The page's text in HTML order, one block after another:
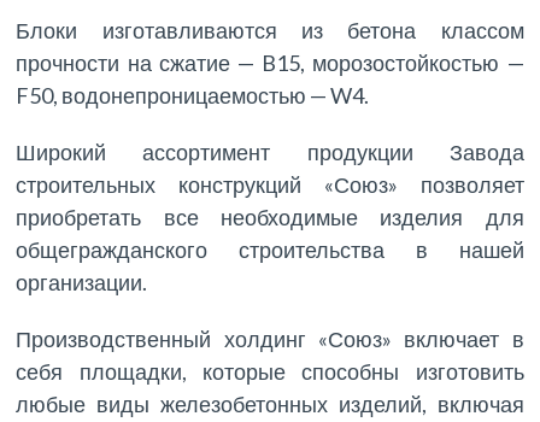
Блоки изготавливаются из бетона классом
прочности на сжатие — B15, морозостойкостью —
F50, водонепроницаемостью — W4.
Широкий ассортимент продукции Завода
строительных конструкций «Союз» позволяет
приобретать все необходимые изделия для
общегражданского строительства в нашей
организации.
Производственный холдинг «Союз» включает в
себя площадки, которые способны изготовить
любые виды железобетонных изделий, включая